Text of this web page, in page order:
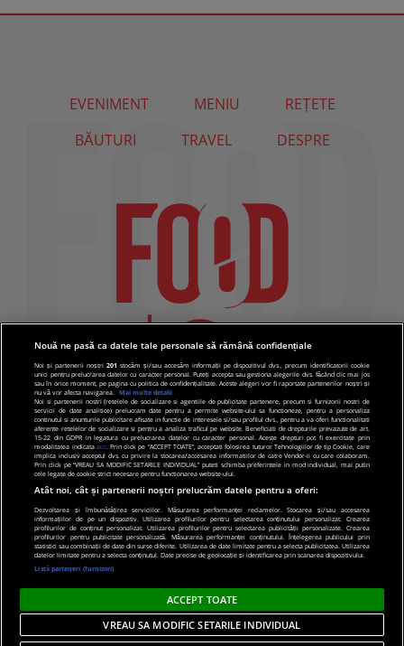
EVENIMENT MENIU
REȚETE
BĂUTURI
TRAVEL DESPRE
© 2019 PRO TV S.R.L |Politica de Cookie|Politica
de confidentialitate
Nouă ne pasă ca datele tale personale să rămână confidențiale
Noi și partenerii noștri201 stocăm și/sau accesăm informații pe dispozitivul dvs., precum identificatorii cookie
unici pentru prelucrarea datelor cu caracter personal. Puteți accepta sau gestiona alegerile dvs. făcând clic mai jos
sau în orice moment, pe pagina cu politica de confidențialitate. Aceste alegeri vor fi raportate partenerilor noștri și
nu vă vor afecta navigarea.
Mai multe detalii
Noi si partenerii nostri (retelele de socializare si agentiile de publicitate partenere, precum si furnizorii nostri de
servicii de date analitice) prelucram date pentru a permite website-ului sa functioneze, pentru a personaliza
continutul si anunturile publicitare afisate in functie de interesele si/sau profilul dvs., pentru a va oferi functionalitati
aferente retelelor de socializare si pentru a analiza traficul pe website. Beneficiati de drepturile prevazute de art.
15-22 din GDPR in legatura cu prelucrarea datelor cu caracter personal. Aceste drepturi pot fi exercitate prin
modalitatea indicata aici. Prin click pe “ACCEPT TOATE”, acceptati folosirea tuturor Tehnologiilor de tip Cookie, care
implica inclusiv acceptul dvs. cu privire la stocarea/accesarea informatiilor de catre Vendor-ii cu care colaboram.
Prin click pe “VREAU SA MODIFIC SETARILE INDIVIDUAL” puteti schimba preferintele in mod individual, mai putin
cele legate de cookie strict necesare pentru functionarea website-ului.
Atât noi, cât și partenerii noștri prelucrăm datele pentru a oferi:
Dezvoltarea și îmbunătățirea serviciilor. Măsurarea performanței reclamelor. Stocarea și/sau accesarea
informațiilor de pe un dispozitiv. Utilizarea profilurilor pentru selectarea conținutului personalizat. Crearea
profilurilor de conținut personalizat. Utilizarea profilurilor pentru selectarea publicității personalizate. Crearea
profilurilor pentru publicitate personalizată. Măsurarea performanței conținutului. Înțelegerea publicului prin
statistici sau combinații de date din surse diferite. Utilizarea de date limitate pentru a selecta publicitatea. Utilizarea
datelor limitate pentru a selecta conținutul. Date precise de geolocație și identificarea prin scanarea dispozitivului.
Listă parteneri (furnizori)
ACCEPT TOATE
VREAU SA MODIFIC SETARILE INDIVIDUAL